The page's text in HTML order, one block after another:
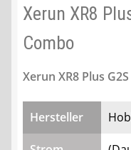
Xerun XR8
Combo
Xerun XR8 Plus G2S
Hersteller